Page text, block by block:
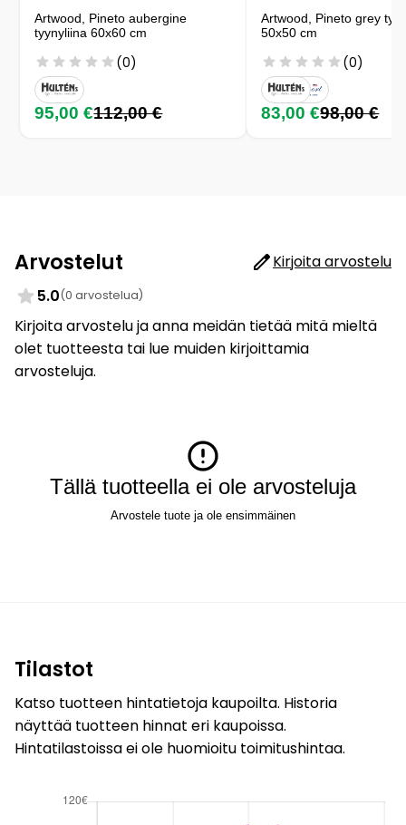
Artwood, Pineto aubergine
tyynyliina 60x60 cm
(0)
95,00 €112,00 €
Artwood, Pineto grey
50x50 cm
(0)
83,00 €98,00 €
Arvostelut
Kirjoita arvostelu
5.0(0 arvostelua)
Kirjoita arvostelu ja anna meidän tietää mitä mieltä
olet tuotteesta tai lue muiden kirjoittamia
arvosteluja.
Tällä tuotteella ei ole arvosteluja
Arvostele tuote ja ole ensimmäinen
Tilastot
Katso tuotteen hintatietoja kaupoilta. Historia
näyttää tuotteen hinnat eri kaupoissa.
Hintatilastoissa ei ole huomioitu toimitushintaa.